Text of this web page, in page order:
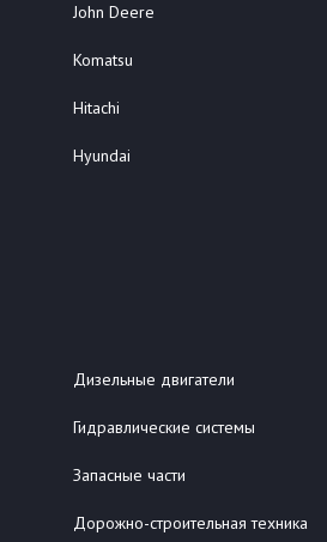
John Deere
Komatsu
Hitachi
Hyundai
Дизельные двигатели
Гидравлические системы
Запасные части
Дорожно-строительная техника